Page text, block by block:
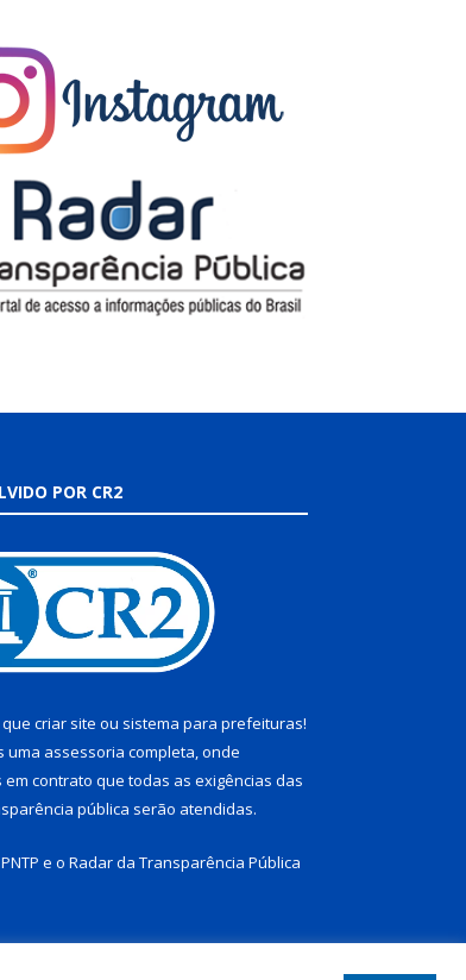
POR CR2
criar site ou sistema para prefeituras!
uma assessoria completa, onde
em contrato que todas as exigências das
pública serão atendidas.
PNTP e o Radar da Transparência Pública